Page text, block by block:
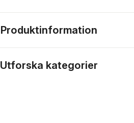
Produktinformation
Utforska kategorier